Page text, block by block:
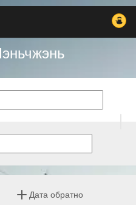
Дата обратно